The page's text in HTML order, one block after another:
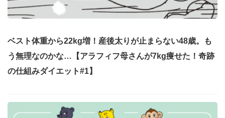
ベスト体重から22kg増！産後太りが止まらない48歳。も
う無理なのかな…【アラフィフ母さんが7kg痩せた！奇跡
の仕組みダイエット#1】